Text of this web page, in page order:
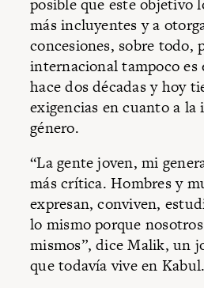
posible que este objetivo
más incluyentes y a
concesiones, sobre todo,
internacional tampoco es
hace dos décadas y hoy
exigencias en cuanto a la
género.
“La gente joven, mi
más crítica. Hombres y
expresan, conviven,
lo mismo porque
mismos”, dice Malik, un
que todavía vive en Kabul.